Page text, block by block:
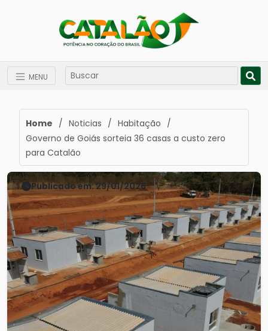
MENU
Home / Noticias / Habitação /
Governo de Goiás sorteia 36 casas a custo zero
para Catalão
Publicado em: 29/01/2026